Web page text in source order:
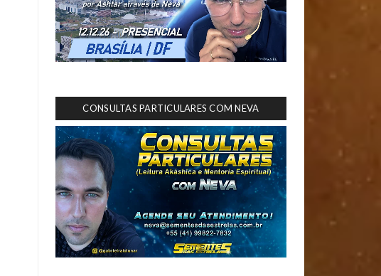
CONSULTAS PARTICULARES COM NEVA